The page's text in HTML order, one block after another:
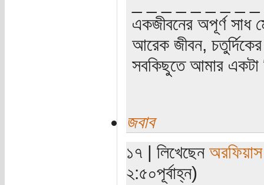
একজীবনের অপূর্ণ সাধ
আরেক জীবন, চতুর্দিকের
সবকিছুতে আমার একটা
জবাব
১৭ | লিখেছেন অরফিয়াস
২:৫০পূর্বাহ্ন)